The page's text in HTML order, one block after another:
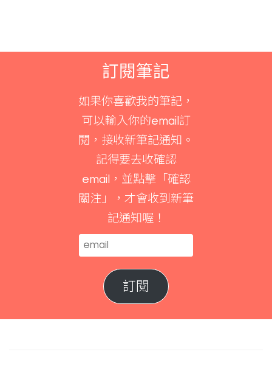
訂閱筆記
如果你喜歡我的筆記，
可以輸入你的email訂
閱，接收新筆記通知。
記得要去收確認
email，並點擊「確認
關注」，才會收到新筆
記通知喔！
email
訂閱